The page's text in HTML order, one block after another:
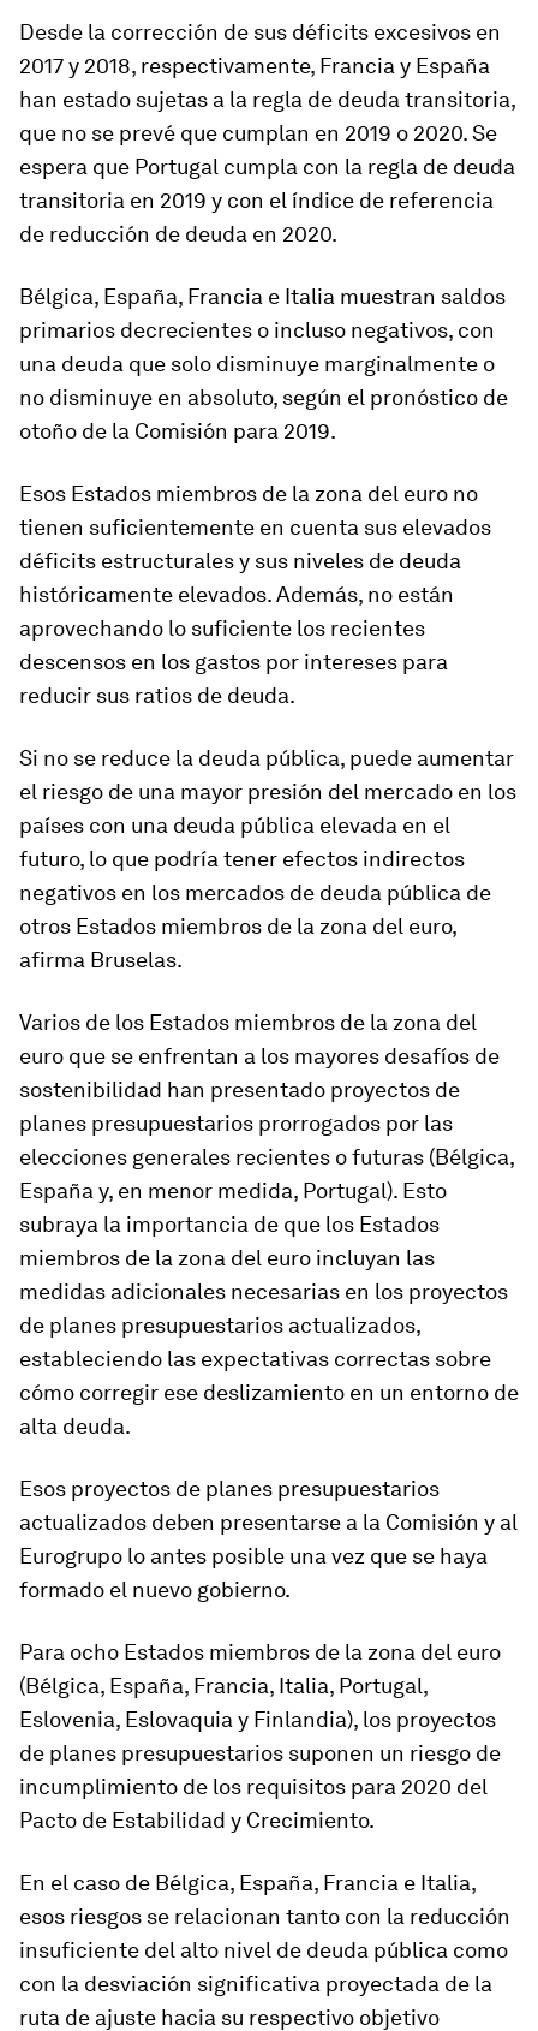
Desde la corrección de sus déficits excesivos en
2017 y 2018, respectivamente, Francia y España
han estado sujetas a la regla de deuda transitoria,
que no se prevé que cumplan en 2019 o 2020. Se
espera que Portugal cumpla con la regla de deuda
transitoria en 2019 y con el índice de referencia
de reducción de deuda en 2020.
Bélgica, España, Francia e Italia muestran saldos
primarios decrecientes o incluso negativos, con
una deuda que solo disminuye marginalmente o
no disminuye en absoluto, según el pronóstico de
otoño de la Comisión para 2019.
Esos Estados miembros de la zona del euro no
tienen suficientemente en cuenta sus elevados
déficits estructurales y sus niveles de deuda
históricamente elevados. Además, no están
aprovechando lo suficiente los recientes
descensos en los gastos por intereses para
reducir sus ratios de deuda.
Si no se reduce la deuda pública, puede aumentar
el riesgo de una mayor presión del mercado en los
países con una deuda pública elevada en el
futuro, lo que podría tener efectos indirectos
negativos en los mercados de deuda pública de
otros Estados miembros de la zona del euro,
afirma Bruselas.
Varios de los Estados miembros de la zona del
euro que se enfrentan a los mayores desafíos de
sostenibilidad han presentado proyectos de
planes presupuestarios prorrogados por las
elecciones generales recientes o futuras (Bélgica,
España y, en menor medida, Portugal). Esto
subraya la importancia de que los Estados
miembros de la zona del euro incluyan las
medidas adicionales necesarias en los proyectos
de planes presupuestarios actualizados,
estableciendo las expectativas correctas sobre
cómo corregir ese deslizamiento en un entorno de
alta deuda.
Esos proyectos de planes presupuestarios
actualizados deben presentarse a la Comisión y al
Eurogrupo lo antes posible una vez que se haya
formado el nuevo gobierno.
Para ocho Estados miembros de la zona del euro
(Bélgica, España, Francia, Italia, Portugal,
Eslovenia, Eslovaquia y Finlandia), los proyectos
de planes presupuestarios suponen un riesgo de
incumplimiento de los requisitos para 2020 del
Pacto de Estabilidad y Crecimiento.
En el caso de Bélgica, España, Francia e Italia,
esos riesgos se relacionan tanto con la reducción
insuficiente del alto nivel de deuda pública como
con la desviación significativa proyectada de la
ruta de ajuste hacia su respectivo objetivo